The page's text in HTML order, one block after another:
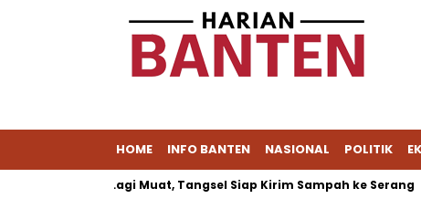
HOME INFO BANTEN NASIONAL POLITIK
Tak Lagi Muat, Tangsel Siap Kirim Sampah ke Serang